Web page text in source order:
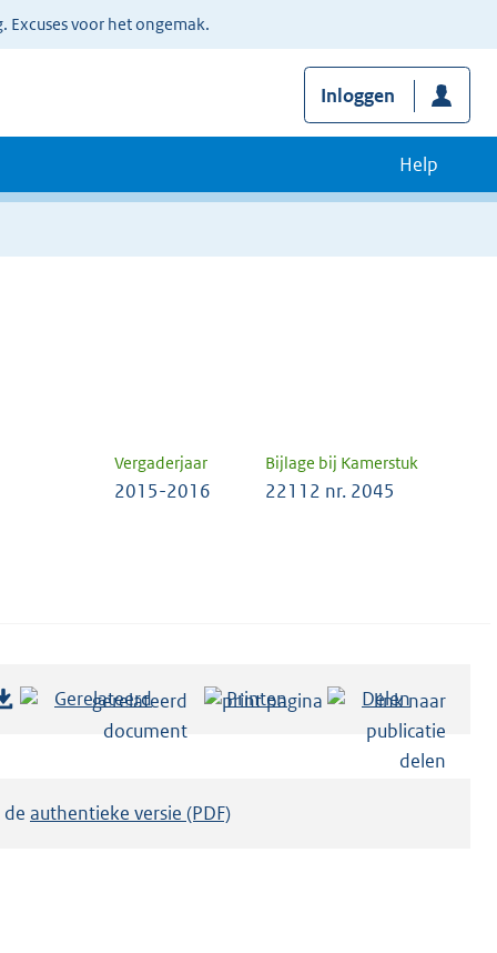
voor het ongemak.
Inloggen
Help
Vergaderjaar Bijlage bij Kamerstuk
2015-2016 22112 nr. 2045
Gerelateerd Printen Delen
authentieke versie (PDF)